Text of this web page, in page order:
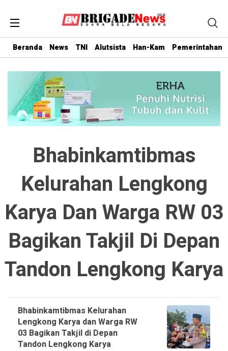
Beranda News TNI Alutsista Han-Kam Pemerintahan
Bhabinkamtibmas
Kelurahan Lengkong
Karya Dan Warga RW 03
Bagikan Takjil Di Depan
Tandon Lengkong Karya
Bhabinkamtibmas Kelurahan
Lengkong Karya dan Warga RW
03 Bagikan Takjil di Depan
Tandon Lengkong Karya